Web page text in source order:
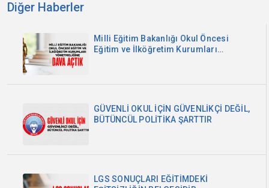
Diğer Haberler
Milli Eğitim Bakanlığı Okul Öncesi
Eğitim ve İlköğretim Kurumları
GÜVENLİ OKUL İÇİN GÜVENLİKÇİ DEĞİL,
BÜTÜNCÜL POLİTİKA ŞARTTIR
LGS SONUÇLARI EĞİTİMDEKİ